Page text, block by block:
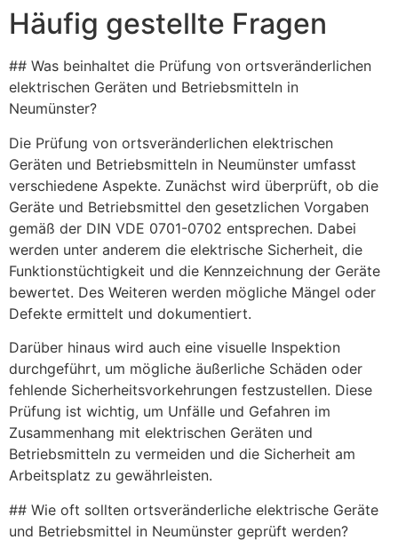
Häufig gestellte Fragen
## Was beinhaltet die Prüfung von ortsveränderlichen
elektrischen Geräten und Betriebsmitteln in
Neumünster?
Die Prüfung von ortsveränderlichen elektrischen
Geräten und Betriebsmitteln in Neumünster umfasst
verschiedene Aspekte. Zunächst wird überprüft, ob die
Geräte und Betriebsmittel den gesetzlichen Vorgaben
gemäß der DIN VDE 0701-0702 entsprechen. Dabei
werden unter anderem die elektrische Sicherheit, die
Funktionstüchtigkeit und die Kennzeichnung der Geräte
bewertet. Des Weiteren werden mögliche Mängel oder
Defekte ermittelt und dokumentiert.
Darüber hinaus wird auch eine visuelle Inspektion
durchgeführt, um mögliche äußerliche Schäden oder
fehlende Sicherheitsvorkehrungen festzustellen. Diese
Prüfung ist wichtig, um Unfälle und Gefahren im
Zusammenhang mit elektrischen Geräten und
Betriebsmitteln zu vermeiden und die Sicherheit am
Arbeitsplatz zu gewährleisten.
## Wie oft sollten ortsveränderliche elektrische Geräte
und Betriebsmittel in Neumünster geprüft werden?